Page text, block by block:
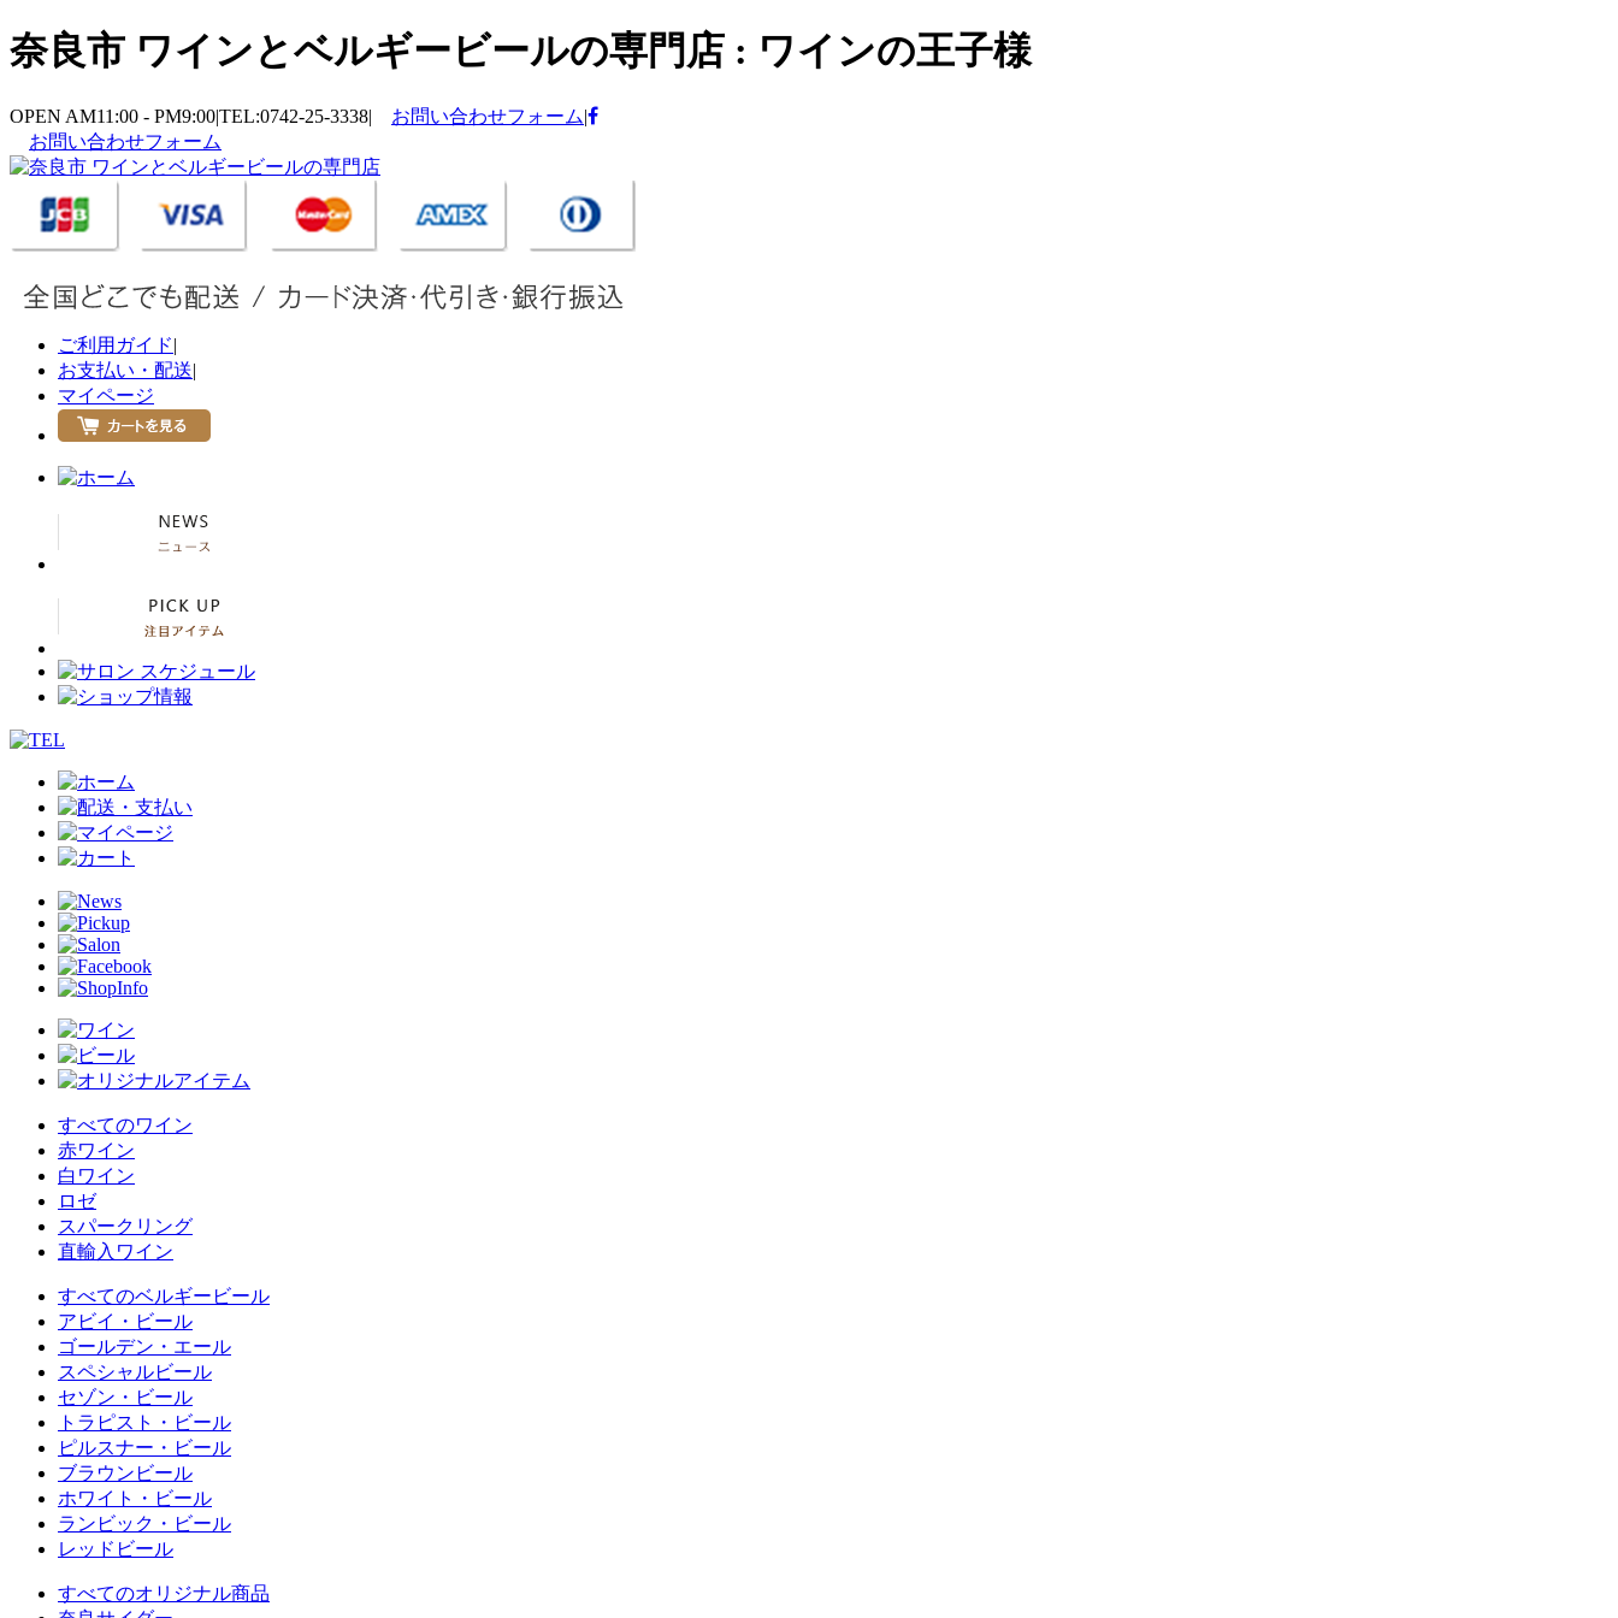
奈良市 ワインとベルギービールの専門店 : ワインの王子様
OPEN AM11:00 - PM9:00|TEL:0742-25-3338| お問い合わせフォーム|
お問い合わせフォーム
ご利用ガイド|
お支払い・配送|
マイページ
すべてのワイン
赤ワイン
白ワイン
ロゼ
スパークリング
直輸入ワイン
すべてのベルギービール
アビイ・ビール
ゴールデン・エール
スペシャルビール
セゾン・ビール
トラピスト・ビール
ピルスナー・ビール
ブラウンビール
ホワイト・ビール
ランビック・ビール
レッドビール
すべてのオリジナル商品